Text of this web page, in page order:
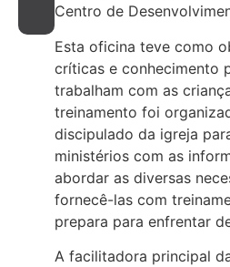
Centro de
Esta oficina teve como
críticas e conhecimento
trabalham com as
treinamento foi
discipulado da igreja
ministérios com as
abordar as diversas
fornecê-las com
prepara para enfrentar
A facilitadora principal